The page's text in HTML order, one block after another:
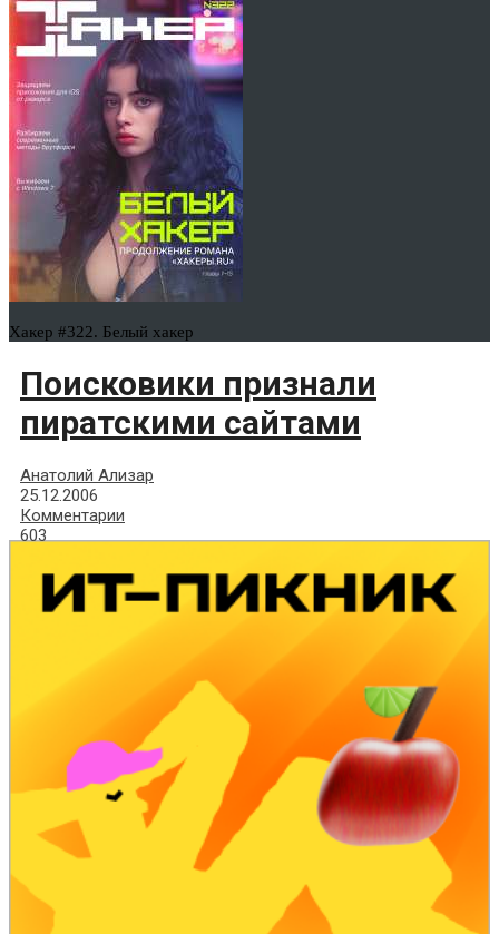
Хакер #322. Белый хакер
Поисковики признали
пиратскими сайтами
Анатолий Ализар
25.12.2006
Комментарии
603